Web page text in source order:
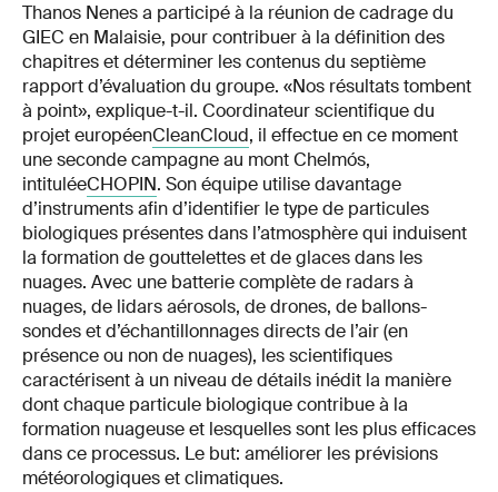
Thanos Nenes a participé à la réunion de cadrage du
GIEC en Malaisie, pour contribuer à la définition des
chapitres et déterminer les contenus du septième
rapport d’évaluation du groupe. «Nos résultats tombent
à point», explique-t-il. Coordinateur scientifique du
projet européenCleanCloud, il effectue en ce moment
une seconde campagne au mont Chelmós,
intituléeCHOPIN. Son équipe utilise davantage
d’instruments afin d’identifier le type de particules
biologiques présentes dans l’atmosphère qui induisent
la formation de gouttelettes et de glaces dans les
nuages. Avec une batterie complète de radars à
nuages, de lidars aérosols, de drones, de ballons-
sondes et d’échantillonnages directs de l’air (en
présence ou non de nuages), les scientifiques
caractérisent à un niveau de détails inédit la manière
dont chaque particule biologique contribue à la
formation nuageuse et lesquelles sont les plus efficaces
dans ce processus. Le but: améliorer les prévisions
météorologiques et climatiques.